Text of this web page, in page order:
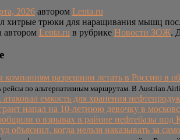
2026 автором Lenta.ru
хитрые трюки для наращивания мышц
автором Lenta.ru в рубрике Новости ЗОЖ.
рейсы по альтернативным маршрутам. В Austrian